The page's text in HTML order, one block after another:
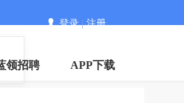
登录|注册
领招聘 APP下载